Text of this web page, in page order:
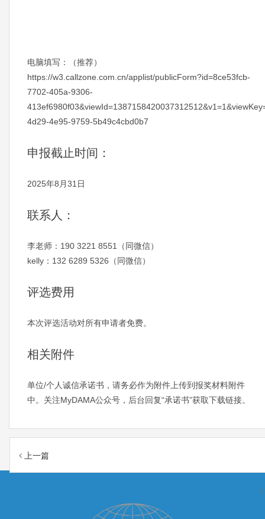
电脑填写：（推荐）
https://w3.callzone.com.cn/applist/publicForm?id=8ce53fcb-
7702-405a-9306-
4d29-4e95-9759-5b49c4cbd0b7
申报截止时间：
2025年8月31日
联系人：
李老师：190 3221 8551（同微信）
kelly：132 6289 5326（同微信）
评选费用
本次评选活动对所有申请者免费。
相关附件
单位/个人诚信承诺书，请务必作为附件上传到报奖材料附件
中。关注MyDAMA公众号，后台回复“承诺书”获取下载链接。
上一篇